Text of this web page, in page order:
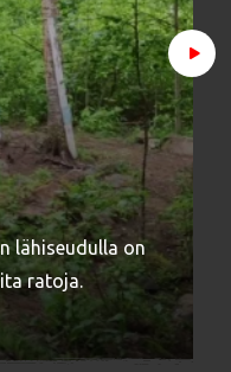
lähiseudulla on
ratoja.